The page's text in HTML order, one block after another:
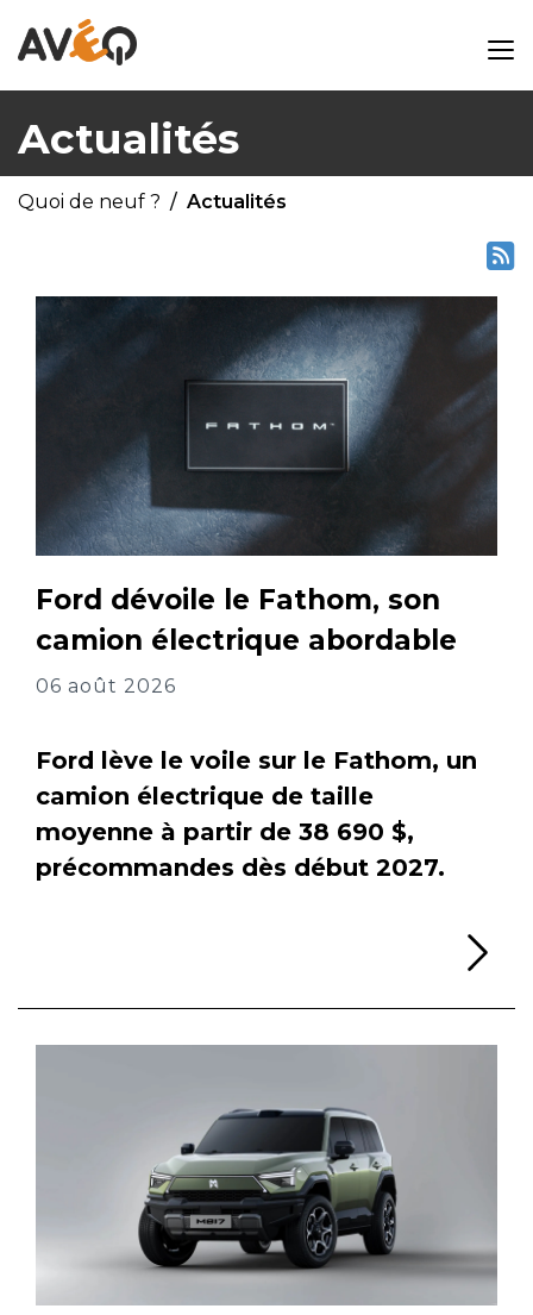
Actualités
Quoi de neuf ? Actualités
Ford dévoile le Fathom, son
camion électrique abordable
06 août 2026
Ford lève le voile sur le Fathom, un
camion électrique de taille
moyenne à partir de 38 690 $,
précommandes dès début 2027.